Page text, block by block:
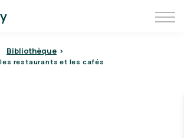
Aller sur Pennylane
à Pennylane Academy
Bibliothèque >
les restaurants et les cafés